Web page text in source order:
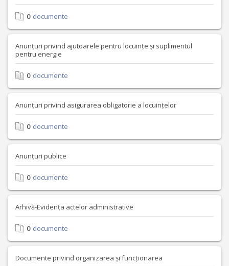
0 documente
Anunțuri privind ajutoarele pentru locuințe și suplimentul
pentru energie
0 documente
Anunțuri privind asigurarea obligatorie a locuințelor
0 documente
Anunțuri publice
0 documente
Arhivă-Evidența actelor administrative
0 documente
Documente privind organizarea și funcționarea